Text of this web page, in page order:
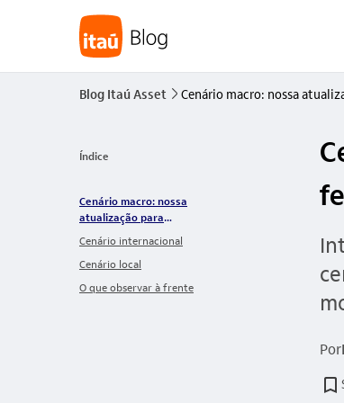
Blog Itaú Asset seta_direita Cenário macro: nossa
Índice
Cenário macro: nossa
atualização para
Cenário internacional
Cenário local
O que observar à frente
Por